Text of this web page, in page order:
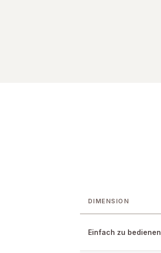
DIMENSION
Einfach zu bedienen